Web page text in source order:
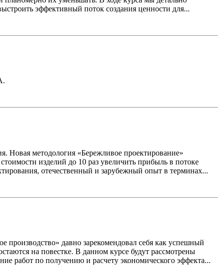
эффективный поток создания ценности для...
Новая методология «Бережливое проектирование»
изделий до 10 раз увеличить прибыль в потоке
отечественный и зарубежный опыт в терминах...
давно зарекомендовал себя как успешный
на повестке. В данном курсе будут рассмотрены
работ по получению и расчету экономического эффекта...